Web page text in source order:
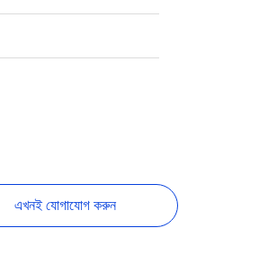
এখনই যোগাযোগ করুন